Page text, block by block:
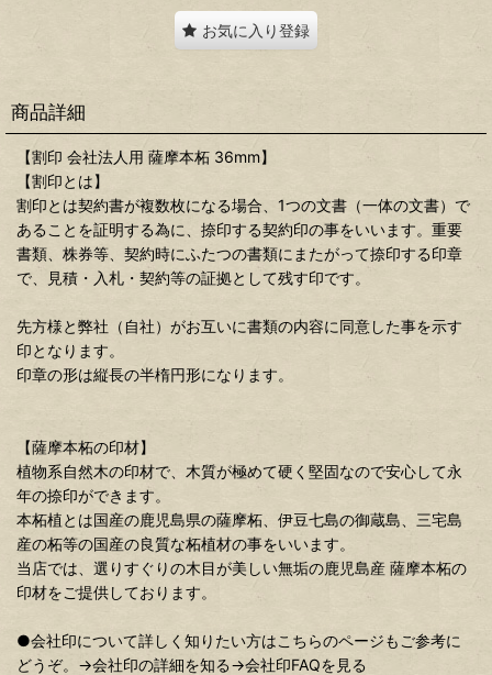
お気に入り登録
商品詳細
【割印 会社法人用 薩摩本柘 36mm】
【割印とは】
割印とは契約書が複数枚になる場合、1つの文書（一体の文書）で
あることを証明する為に、捺印する契約印の事をいいます。重要
書類、株券等、契約時にふたつの書類にまたがって捺印する印章
で、見積・入札・契約等の証拠として残す印です。
先方様と弊社（自社）がお互いに書類の内容に同意した事を示す
印となります。
印章の形は縦長の半楕円形になります。
【薩摩本柘の印材】
植物系自然木の印材で、木質が極めて硬く堅固なので安心して永
年の捺印ができます。
本柘植とは国産の鹿児島県の薩摩柘、伊豆七島の御蔵島、三宅島
産の柘等の国産の良質な柘植材の事をいいます。
当店では、選りすぐりの木目が美しい無垢の鹿児島産 薩摩本柘の
印材をご提供しております。
●会社印について詳しく知りたい方はこちらのページもご参考に
どうぞ。→会社印の詳細を知る→会社印FAQを見る